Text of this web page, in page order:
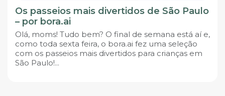
Os passeios mais divertidos de São Paulo
– por bora.ai
Olá, moms! Tudo bem? O final de semana está aí e,
como toda sexta feira, o bora.ai fez uma seleção
com os passeios mais divertidos para crianças em
São Paulo!...